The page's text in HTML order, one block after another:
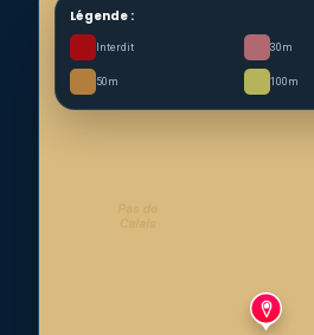
Légende :
Interdit 30m
50m 100m